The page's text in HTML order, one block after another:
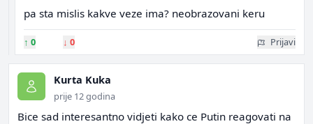
pa sta mislis kakve veze ima? neobrazovani keru
↑ 0 ↓ 0 Prijavi
Kurta Kuka
prije 12 godina
Bice sad interesantno vidjeti kako ce Putin reagovati na